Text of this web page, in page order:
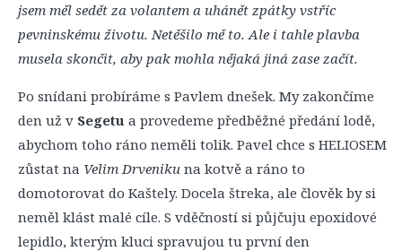
jsem měl sedět za volantem a uhánět zpátky vstříc
pevninskému životu. Netěšilo mě to. Ale i tahle plavba
musela skončit, aby pak mohla nějaká jiná zase začít.
Po snídani probíráme s Pavlem dnešek. My zakončíme
den už v Segetu a provedeme předběžné předání lodě,
abychom toho ráno neměli tolik. Pavel chce s HELIOSEM
zůstat na Velim Drveniku na kotvě a ráno to
domotorovat do Kaštely. Docela štreka, ale člověk by si
neměl klást malé cíle. S vděčností si půjčuju epoxidové
lepidlo, kterým kluci spravujou tu první den